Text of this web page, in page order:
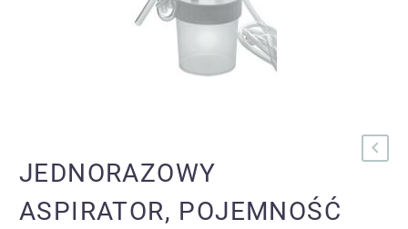
JEDNORAZOWY
ASPIRATOR, POJEMNOŚĆ